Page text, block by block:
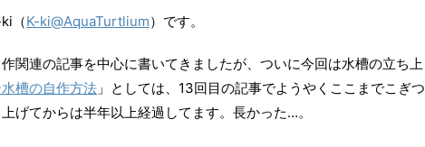
（K-ki@AquaTurtlium）です。
関連の記事を中心に書いてきましたが、ついに今回は水槽の立ち上
槽の自作方法 」としては、13回目の記事でようやくここまでこぎつ
げてからは半年以上経過してます。長かった…。